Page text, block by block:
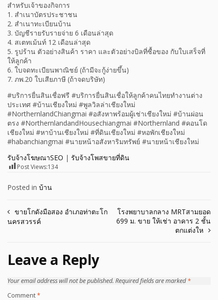
สำหรับเจ้าของกิจการ
1. สำเนาบัตรประชาชน
2. สำเนาทะเบียนบ้าน
3. บัญชีรายรับรายจ่าย 6 เดือนล่าสุด
4. สเตทเม้นท์ 12 เดือนล่าสุด
5. รูปร้าน ตัวอย่างสินค้า ราคา และตัวอย่างบิลที่ซื้อของ กับใบเสร็จที่
ให้ลูกค้า
6. ใบจดทะเบียนพาณิชย์ (ถ้ามีจะกู้ง่ายขึ้น)
7. ภพ.20 ใบเสียภาษี (ถ้าจดบริษัท)
#บริการยื่นสินเชื่อฟรี #บริการยื่นสินเชื่อให้ลูกค้าคนไทยทำงานต่าง
ประเทศ #บ้านเชียงใหม่ #พูลวิลล่าเชียงใหม่
#NorthernlandChiangmai #อสังหาพร้อมผู้เช่าเชียงใหม่ #บ้านผ่อน
ตรง #NorthernlandandHousechiangmai #Northernland #คอนโด
เชียงใหม่ #หาบ้านเชียงใหม่ #ที่ดินเชียงใหม่ #หอพักเชียงใหม่
#habanchiangmai #นายหน้าอสังหาริมทรัพย์ #นายหน้าเชียงใหม่
รับจ้างโฆษณาSEO | รับจ้างโพสขายที่ดิน
Post Views:134
Posted in บ้าน
Post
ขายโกดังมือสอง อำเภอท่าตะโก
นครสวรรค์
โรงพยาบาลกลาง MRTสามยอด
699 ม. ขาย ให้เช่า อาคาร 2 ชั้น
ตกแต่งให
Leave a Reply
Your email address will not be published. Required fields are marked*
Comment*